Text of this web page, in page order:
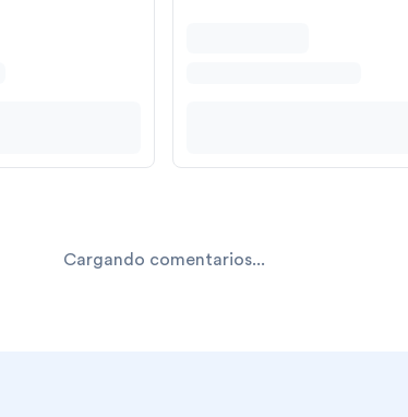
Cargando comentarios...